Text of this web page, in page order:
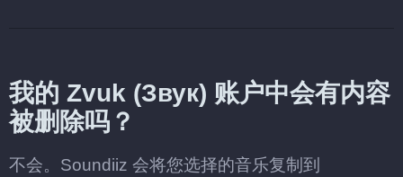
我的 Zvuk (Звук) 账户中会有内容
被删除吗？
不会。Soundiiz 会将您选择的音乐复制到